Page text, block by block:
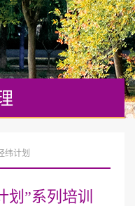
纬计划
划”系列培训